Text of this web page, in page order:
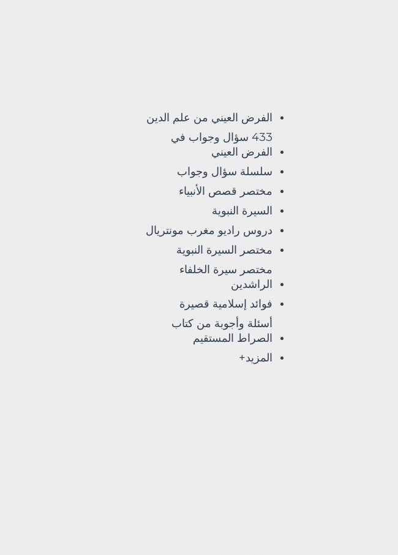
الفرض العيني من علم الدين
433 سؤال وجواب في
الفرض العيني
سلسلة سؤال وجواب
مختصر قصص الأنبياء
السيرة النبوية
دروس راديو مغرب مونتريال
مختصر السيرة النبوية
مختصر سيرة الخلفاء
الراشدين
فوائد إسلامية قصيرة
أسئلة وأجوبة من كتاب
الصراط المستقيم
المزيد+